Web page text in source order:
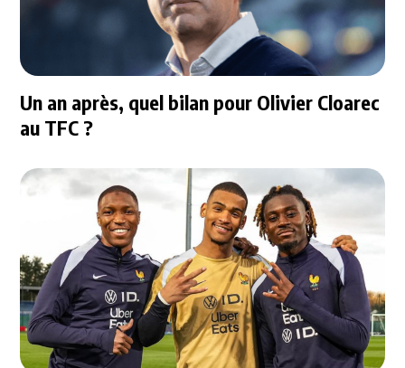
Un an après, quel bilan pour Olivier Cloarec
au TFC ?